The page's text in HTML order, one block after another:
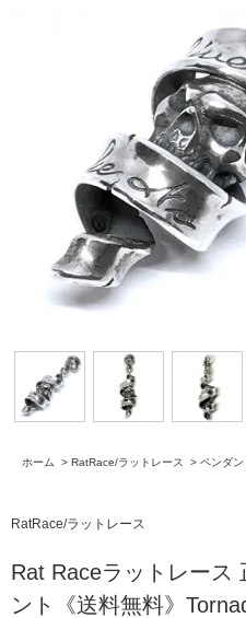
ホーム > RatRace/ラットレース > ペンダン
RatRace/ラットレース
Rat Raceラットレース
ント《送料無料》